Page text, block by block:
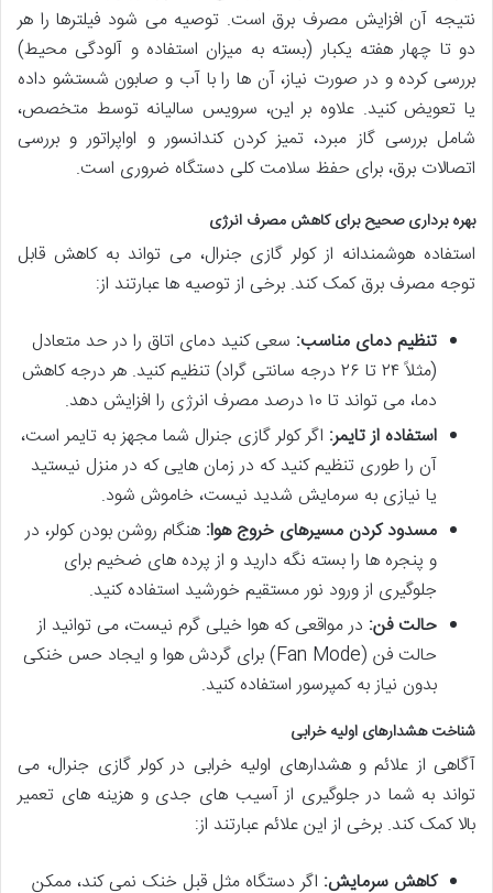
نتیجه آن افزایش مصرف برق است. توصیه می شود فیلترها را هر
دو تا چهار هفته یکبار (بسته به میزان استفاده و آلودگی محیط)
بررسی کرده و در صورت نیاز، آن ها را با آب و صابون شستشو داده
یا تعویض کنید. علاوه بر این، سرویس سالیانه توسط متخصص،
شامل بررسی گاز مبرد، تمیز کردن کندانسور و اواپراتور و بررسی
اتصالات برق، برای حفظ سلامت کلی دستگاه ضروری است.
بهره برداری صحیح برای کاهش مصرف انرژی
استفاده هوشمندانه از کولر گازی جنرال، می تواند به کاهش قابل
توجه مصرف برق کمک کند. برخی از توصیه ها عبارتند از:
تنظیم دمای مناسب: سعی کنید دمای اتاق را در حد متعادل
(مثلاً ۲۴ تا ۲۶ درجه سانتی گراد) تنظیم کنید. هر درجه کاهش
دما، می تواند تا ۱۰ درصد مصرف انرژی را افزایش دهد.
استفاده از تایمر: اگر کولر گازی جنرال شما مجهز به تایمر است،
آن را طوری تنظیم کنید که در زمان هایی که در منزل نیستید
یا نیازی به سرمایش شدید نیست، خاموش شود.
مسدود کردن مسیرهای خروج هوا: هنگام روشن بودن کولر، در
و پنجره ها را بسته نگه دارید و از پرده های ضخیم برای
جلوگیری از ورود نور مستقیم خورشید استفاده کنید.
حالت فن: در مواقعی که هوا خیلی گرم نیست، می توانید از
حالت فن (Fan Mode) برای گردش هوا و ایجاد حس خنکی
بدون نیاز به کمپرسور استفاده کنید.
شناخت هشدارهای اولیه خرابی
آگاهی از علائم و هشدارهای اولیه خرابی در کولر گازی جنرال، می
تواند به شما در جلوگیری از آسیب های جدی و هزینه های تعمیر
بالا کمک کند. برخی از این علائم عبارتند از:
کاهش سرمایش: اگر دستگاه مثل قبل خنک نمی کند، ممکن